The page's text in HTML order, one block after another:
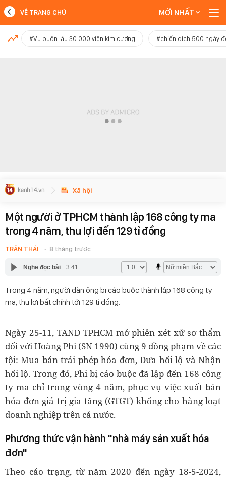
MỚI NHẤT
VỀ TRANG CHỦ MỚI NHẤT
#Vụ buôn lậu 30.000 viên kim cương #chiến dịch 500 ngày
Xã hội
Một người ở TPHCM thành lập 168 công ty ma
trong 4 năm, thu lợi đến 129 tỉ đồng
TRẦN THÁI 8 tháng trước
Nghe đọc bài 3:41
Trong 4 năm, người đàn ông bị cáo buộc thành lập 168 công ty
ma, thu lợi bất chính tới 129 tỉ đồng.
Ngày 25-11, TAND TPHCM mở phiên xét xử sơ thẩm
đối với Hoàng Phi (SN 1990) cùng 9 đồng phạm về các
tội: Mua bán trái phép hóa đơn, Đưa hối lộ và Nhận
hối lộ. Trong đó, Phi bị cáo buộc đã lập đến 168 công
ty ma chỉ trong vòng 4 năm, phục vụ việc xuất bán
hóa đơn giá trị gia tăng (GTGT) khống cho hàng loạt
doanh nghiệp trên cả nước.
Phương thức vận hành "nhà máy sản xuất hóa
đơn"
Theo cáo trạng, từ năm 2020 đến ngày 18-5-2024,